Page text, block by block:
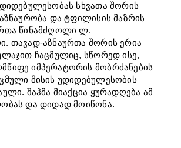
სხვათა შორის
და ტფილისის მაზრის
წინამძღოლი ლ.
თავად-აზნაურთა შორის ერია
ჩაცმულიც, სწორედ ისე,
იმპერატორის მობრძანების
მისის უდიდებულესობის
შაჰმა მიაქცია ყურადღება ამ
და დიდად მოიწონა.